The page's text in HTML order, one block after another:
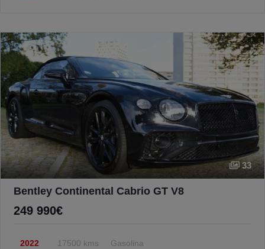
33
Bentley Continental Cabrio GT V8
249 990€
2022 17500 kms Gasolina